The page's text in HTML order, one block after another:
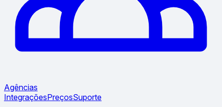
Agências
IntegraçõesPreçosSuporte